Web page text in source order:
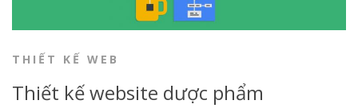
THIẾT KẾ WEB
Thiết kế website dược phẩm